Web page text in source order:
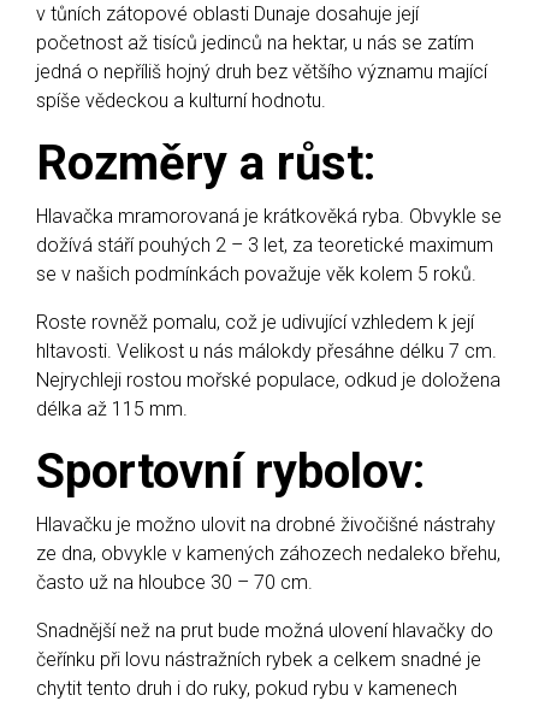
v tůních zátopové oblasti Dunaje dosahuje její
početnost až tisíců jedinců na hektar, u nás se zatím
jedná o nepříliš hojný druh bez většího významu mající
spíše vědeckou a kulturní hodnotu.
Rozměry a růst:
Hlavačka mramorovaná je krátkověká ryba. Obvykle se
dožívá stáří pouhých 2 – 3 let, za teoretické maximum
se v našich podmínkách považuje věk kolem 5 roků.
Roste rovněž pomalu, což je udivující vzhledem k její
hltavosti. Velikost u nás málokdy přesáhne délku 7 cm.
Nejrychleji rostou mořské populace, odkud je doložena
délka až 115 mm.
Sportovní rybolov:
Hlavačku je možno ulovit na drobné živočišné nástrahy
ze dna, obvykle v kamených záhozech nedaleko břehu,
často už na hloubce 30 – 70 cm.
Snadnější než na prut bude možná ulovení hlavačky do
čeřínku při lovu nástražních rybek a celkem snadné je
chytit tento druh i do ruky, pokud rybu v kamenech